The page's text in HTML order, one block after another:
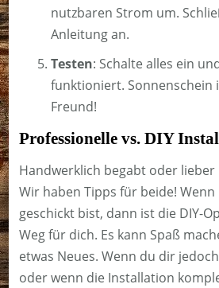
nutzbaren Strom um.
Anleitung an.
Testen: Schalte alles ein
funktioniert. Sonnenschein
Freund!
Professionelle vs. DIY
Handwerklich begabt oder lieber
Wir haben Tipps für beide!
geschickt bist, dann ist die DIY-
Weg für dich. Es kann Spaß
etwas Neues. Wenn du dir
oder wenn die Installation